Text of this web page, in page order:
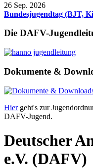
26 Sep. 2026
Bundesjugendtag (BJT,
Die DAFV-
Dokumente &
Hiergeht's zur
DAFV-Jugend.
Deutscher
e.V. (DAFV)